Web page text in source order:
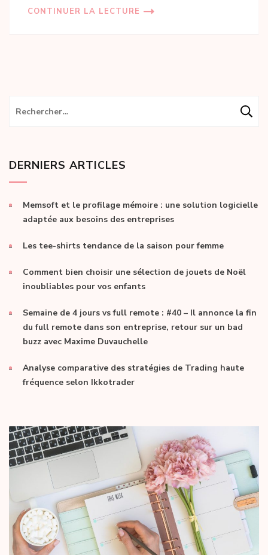
CONTINUER LA LECTURE
Rechercher :
DERNIERS ARTICLES
Memsoft et le profilage mémoire : une solution logicielle
adaptée aux besoins des entreprises
Les tee-shirts tendance de la saison pour femme
Comment bien choisir une sélection de jouets de Noël
inoubliables pour vos enfants
Semaine de 4 jours vs full remote : #40 – Il annonce la fin
du full remote dans son entreprise, retour sur un bad
buzz avec Maxime Duvauchelle
Analyse comparative des stratégies de Trading haute
fréquence selon Ikkotrader